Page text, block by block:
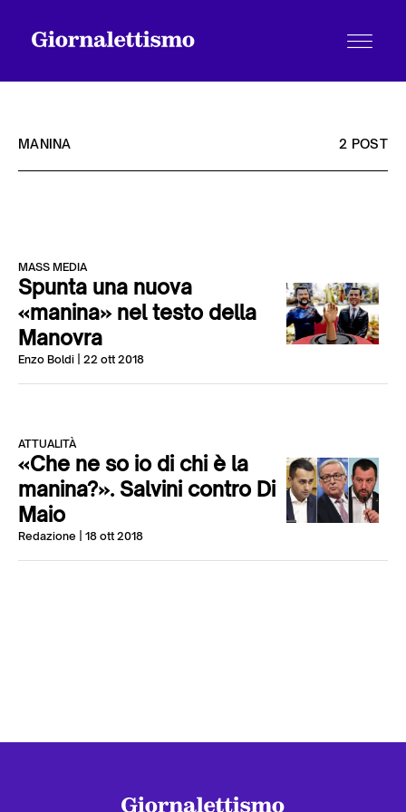
Chi siamo
Contatti
MANINA 2 POST
MASS MEDIA
Spunta una nuova
«manina» nel testo della
Manovra
Enzo Boldi | 22 ott 2018
ATTUALITÀ
«Che ne so io di chi è la
manina?». Salvini contro Di
Maio
Redazione | 18 ott 2018